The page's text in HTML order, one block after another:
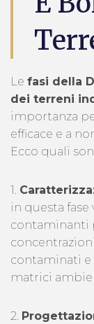
Le fasi della
dei terreni
importanza
efficace e a
Ecco quali
1.
in questa
contaminanti
contaminati e
matrici
2.